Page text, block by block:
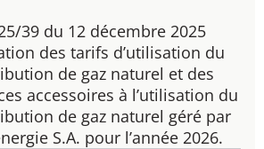
39 du 12 décembre 2025
des tarifs d’utilisation du
de gaz naturel et des
accessoires à l’utilisation du
de gaz naturel géré par
S.A. pour l’année 2026.